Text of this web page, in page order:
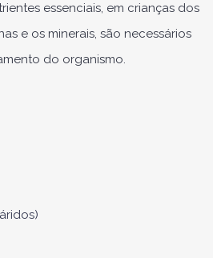
essenciais, em crianças dos
e os minerais, são necessários
do organismo.